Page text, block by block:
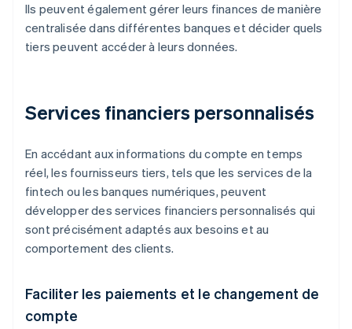
Ils peuvent également gérer leurs finances de manière
centralisée dans différentes banques et décider quels
tiers peuvent accéder à leurs données.
Services financiers personnalisés
En accédant aux informations du compte en temps
réel, les fournisseurs tiers, tels que les services de la
fintech ou les banques numériques, peuvent
développer des services financiers personnalisés qui
sont précisément adaptés aux besoins et au
comportement des clients.
Faciliter les paiements et le changement de
compte